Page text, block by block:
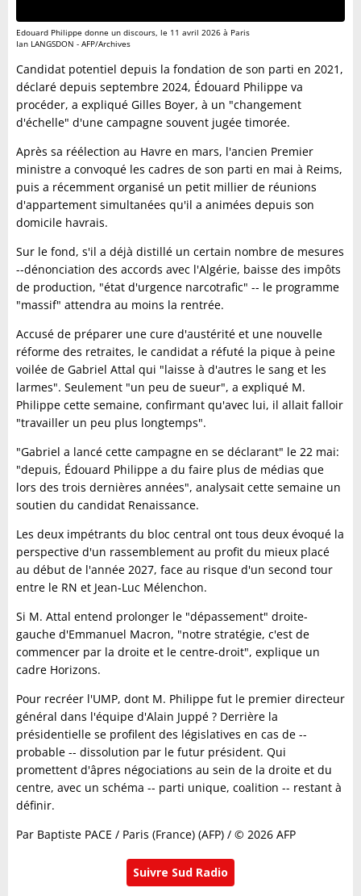
Edouard Philippe donne un discours, le 11 avril 2026 à Paris
Ian LANGSDON - AFP/Archives
Candidat potentiel depuis la fondation de son parti en 2021,
déclaré depuis septembre 2024, Édouard Philippe va
procéder, a expliqué Gilles Boyer, à un "changement
d'échelle" d'une campagne souvent jugée timorée.
Après sa réélection au Havre en mars, l'ancien Premier
ministre a convoqué les cadres de son parti en mai à Reims,
puis a récemment organisé un petit millier de réunions
d'appartement simultanées qu'il a animées depuis son
domicile havrais.
Sur le fond, s'il a déjà distillé un certain nombre de mesures
--dénonciation des accords avec l'Algérie, baisse des impôts
de production, "état d'urgence narcotrafic" -- le programme
"massif" attendra au moins la rentrée.
Accusé de préparer une cure d'austérité et une nouvelle
réforme des retraites, le candidat a réfuté la pique à peine
voilée de Gabriel Attal qui "laisse à d'autres le sang et les
larmes". Seulement "un peu de sueur", a expliqué M.
Philippe cette semaine, confirmant qu'avec lui, il allait falloir
"travailler un peu plus longtemps".
"Gabriel a lancé cette campagne en se déclarant" le 22 mai:
"depuis, Édouard Philippe a du faire plus de médias que
lors des trois dernières années", analysait cette semaine un
soutien du candidat Renaissance.
Les deux impétrants du bloc central ont tous deux évoqué la
perspective d'un rassemblement au profit du mieux placé
au début de l'année 2027, face au risque d'un second tour
entre le RN et Jean-Luc Mélenchon.
Si M. Attal entend prolonger le "dépassement" droite-
gauche d'Emmanuel Macron, "notre stratégie, c'est de
commencer par la droite et le centre-droit", explique un
cadre Horizons.
Pour recréer l'UMP, dont M. Philippe fut le premier directeur
général dans l'équipe d'Alain Juppé ? Derrière la
présidentielle se profilent des législatives en cas de --
probable -- dissolution par le futur président. Qui
promettent d'âpres négociations au sein de la droite et du
centre, avec un schéma -- parti unique, coalition -- restant à
définir.
Par Baptiste PACE / Paris (France) (AFP) / © 2026 AFP
Suivre Sud Radio